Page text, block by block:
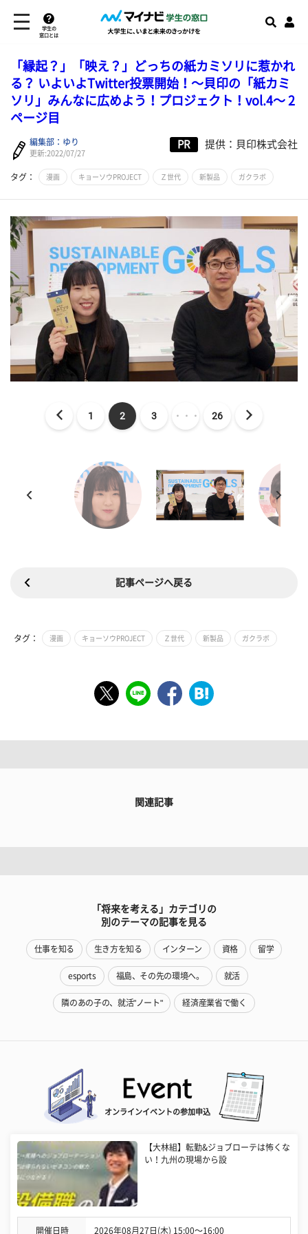
学生の
窓口とは
「縁起？」「映え？」どっちの紙カミソリに惹かれ
る？ いよいよTwitter投票開始！～貝印の「紙カミ
ソリ」みんなに広めよう！プロジェクト！vol.4～ 2
ページ目
編集部：ゆり
更新:2022/07/27
PR 提供：貝印株式会社
タグ： 漫画 キョーソウPROJECT Ｚ世代 新製品 ガクラボ
1 2 3 ・・・ 26
記事ページへ戻る
タグ： 漫画 キョーソウPROJECT Ｚ世代 新製品 ガクラボ
関連記事
「将来を考える」カテゴリの
別のテーマの記事を見る
仕事を知る 生き方を知る インターン 資格 留学
esports 福島、その先の環境へ。 就活
隣のあの子の、就活"ノート" 経済産業省で働く
オンラインイベントの参加申込
【大林組】転勤&ジョブローテは怖くな
い！九州の現場から設
開催日時 2026年08月27日(木) 15:00〜16:00